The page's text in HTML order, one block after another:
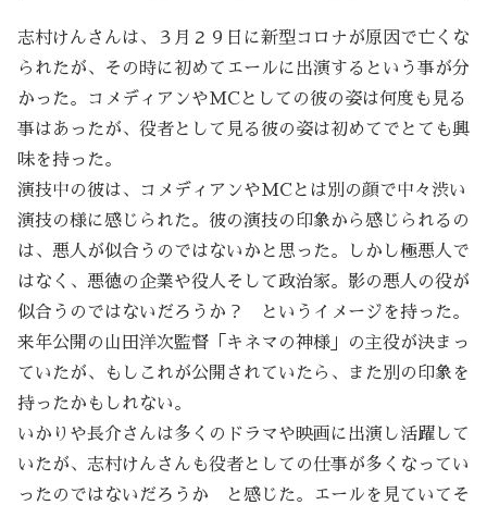
志村けんさんは、３月２９日に新型コロナが原因で亡くな
られたが、その時に初めてエールに出演するという事が分
かった。コメディアンやMCとしての彼の姿は何度も見る
事はあったが、役者として見る彼の姿は初めてでとても興
味を持った。
演技中の彼は、コメディアンやMCとは別の顔で中々渋い
演技の様に感じられた。彼の演技の印象から感じられるの
は、悪人が似合うのではないかと思った。しかし極悪人で
はなく、悪徳の企業や役人そして政治家。影の悪人の役が
似合うのではないだろうか？ というイメージを持った。
来年公開の山田洋次監督「キネマの神様」の主役が決まっ
ていたが、もしこれが公開されていたら、また別の印象を
持ったかもしれない。
いかりや長介さんは多くのドラマや映画に出演し活躍して
いたが、志村けんさんも役者としての仕事が多くなってい
ったのではないだろうか と感じた。エールを見ていてそ